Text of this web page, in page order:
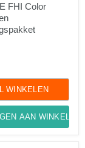
FHI Color
WINKELEN
AAN